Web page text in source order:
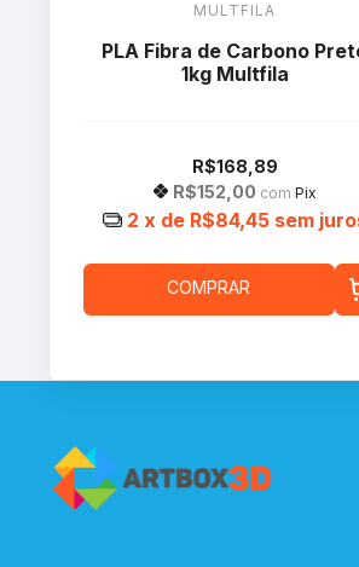
MULTFILA
PLA Fibra de Carbono
1kg Multfila
R$168,89
R$152,00 com Pix
2 x de R$84,45 sem
COMPRAR